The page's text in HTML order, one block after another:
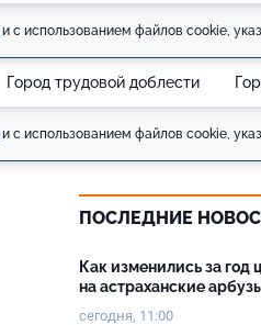
и с использованием файлов cookie,
Город трудовой доблести
и с использованием файлов cookie,
ПОСЛЕДНИЕ
Как изменились за год
на астраханские
сегодня, 11:00